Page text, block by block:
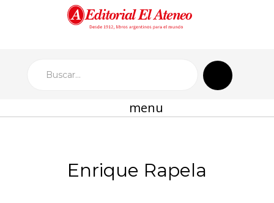
menu
Enrique Rapela